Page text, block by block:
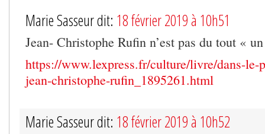
Marie Sasseur dit: 18 février 2019 à 10h51
Jean- Christophe Rufin n’est pas du tout «
https://www.lexpress.fr/culture/livre/dans-le-
jean-christophe-rufin_1895261.html
Marie Sasseur dit: 18 février 2019 à 10h52